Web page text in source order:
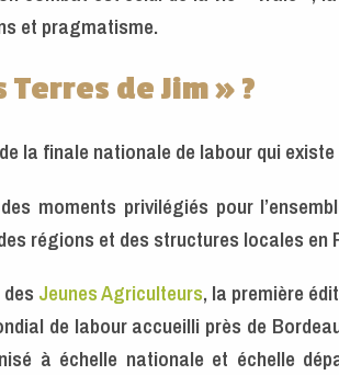
et pragmatisme.
Terres de Jim » ?
la finale nationale de labour qui existe
moments privilégiés pour
régions et des structures locales en
Jeunes Agriculteurs, la première
de labour accueilli près de
à échelle nationale et échelle